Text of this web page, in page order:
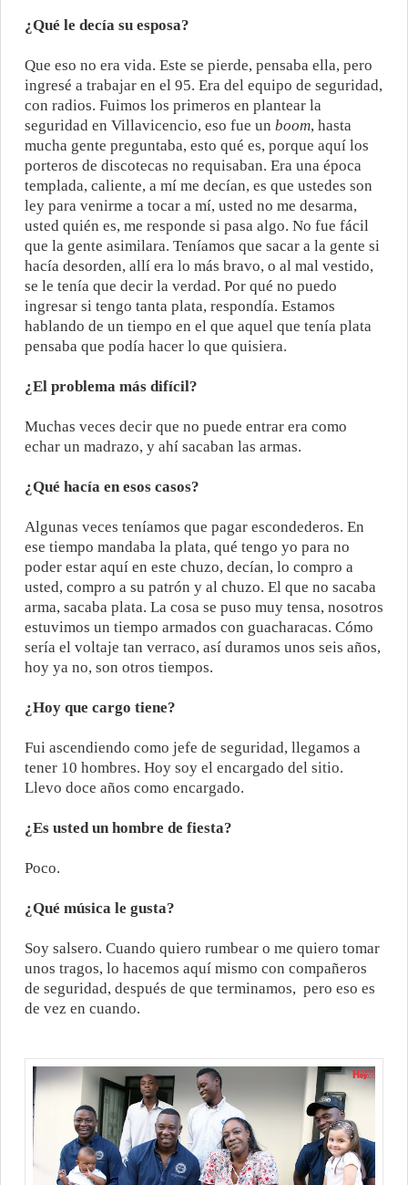
¿Qué le decía su esposa?
Que eso no era vida. Este se pierde, pensaba ella, pero
ingresé a trabajar en el 95. Era del equipo de seguridad,
con radios. Fuimos los primeros en plantear la
seguridad en Villavicencio, eso fue un boom, hasta
mucha gente preguntaba, esto qué es, porque aquí los
porteros de discotecas no requisaban. Era una época
templada, caliente, a mí me decían, es que ustedes son
ley para venirme a tocar a mí, usted no me desarma,
usted quién es, me responde si pasa algo. No fue fácil
que la gente asimilara. Teníamos que sacar a la gente si
hacía desorden, allí era lo más bravo, o al mal vestido,
se le tenía que decir la verdad. Por qué no puedo
ingresar si tengo tanta plata, respondía. Estamos
hablando de un tiempo en el que aquel que tenía plata
pensaba que podía hacer lo que quisiera.
¿El problema más difícil?
Muchas veces decir que no puede entrar era como
echar un madrazo, y ahí sacaban las armas.
¿Qué hacía en esos casos?
Algunas veces teníamos que pagar escondederos. En
ese tiempo mandaba la plata, qué tengo yo para no
poder estar aquí en este chuzo, decían, lo compro a
usted, compro a su patrón y al chuzo. El que no sacaba
arma, sacaba plata. La cosa se puso muy tensa, nosotros
estuvimos un tiempo armados con guacharacas. Cómo
sería el voltaje tan verraco, así duramos unos seis años,
hoy ya no, son otros tiempos.
¿Hoy que cargo tiene?
Fui ascendiendo como jefe de seguridad, llegamos a
tener 10 hombres. Hoy soy el encargado del sitio.
Llevo doce años como encargado.
¿Es usted un hombre de fiesta?
Poco.
¿Qué música le gusta?
Soy salsero. Cuando quiero rumbear o me quiero tomar
unos tragos, lo hacemos aquí mismo con compañeros
de seguridad, después de que terminamos, pero eso es
de vez en cuando.